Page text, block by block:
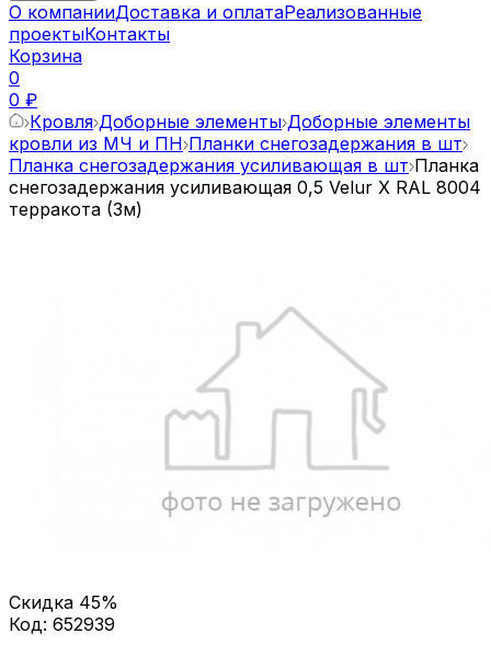
О компанииДоставка и оплатаРеализованные
проектыКонтакты
Корзина
0
0 ₽
Кровля Доборные элементы Доборные элементы
кровли из МЧ и ПН Планки снегозадержания в шт
Планка снегозадержания усиливающая в шт Планка
снегозадержания усиливающая 0,5 Velur X RAL 8004
терракота (3м)
Скидка 45%
Код: 652939